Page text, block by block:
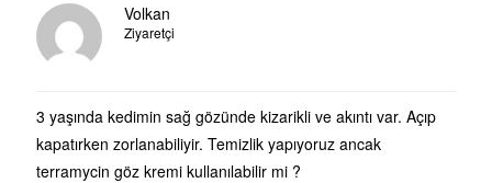
Volkan
Ziyaretçi
3 yaşında kedimin sağ gözünde kizarikli ve akıntı var. Açıp
kapatırken zorlanabiliyir. Temizlik yapıyoruz ancak
terramycin göz kremi kullanılabilir mi ?